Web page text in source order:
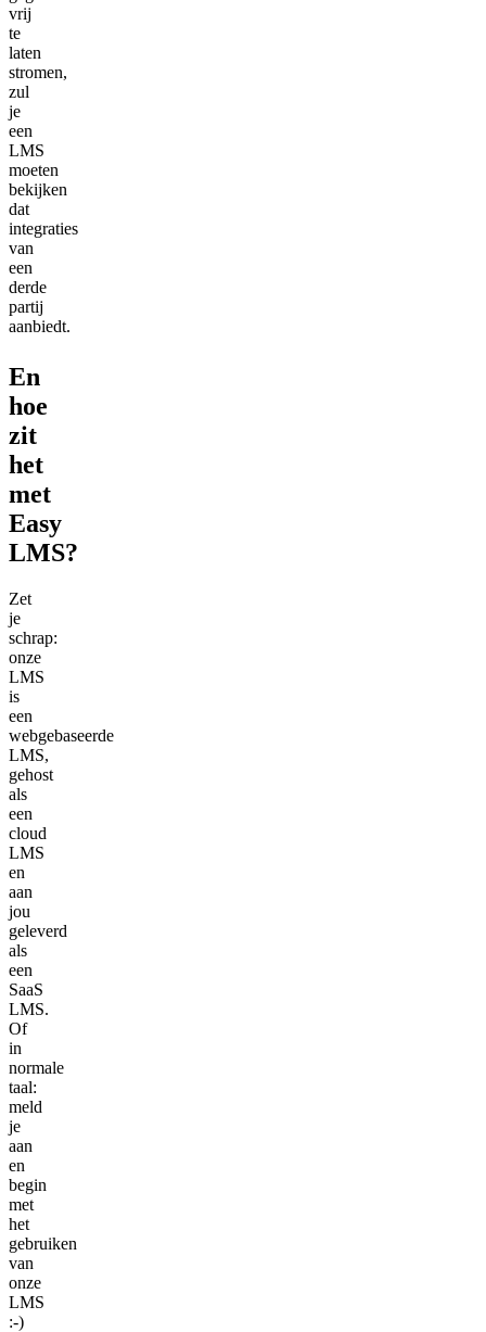
vrij
te
laten
stromen,
zul
je
een
LMS
moeten
bekijken
dat
integraties
van
een
derde
partij
aanbiedt.
En
hoe
zit
het
met
Easy
LMS?
Zet
je
schrap:
onze
LMS
is
een
webgebaseerde
LMS,
gehost
als
een
cloud
LMS
en
aan
jou
geleverd
als
een
SaaS
LMS.
Of
in
normale
taal:
meld
je
aan
en
begin
met
het
gebruiken
van
onze
LMS
:-)